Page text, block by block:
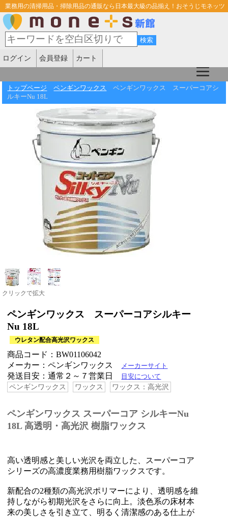
業務用の清掃用品・掃除用品の通販なら日本最大級の品揃え！おそうじモネッツ
ログイン 会員登録 カート
トップページ ペンギンワックス
ペンギンワックス スーパーコアシ
ルキーNu 18L
クリックで拡大
ペンギンワックス スーパーコアシルキー
Nu 18L
ウレタン配合高光沢ワックス
商品コード：BW01106042
メーカー：ペンギンワックス
メーカーサイト
発送目安：通常２～７営業日 目安について
ペンギンワックス ワックス ワックス：高光沢
ペンギンワックス スーパーコア シルキーNu
18L 高透明・高光沢 樹脂ワックス
高い透明感と美しい光沢を両立した、スーパーコア
シリーズの高濃度業務用樹脂ワックスです。
新配合の2種類の高光沢ポリマーにより、透明感を維
持しながら初期光沢をさらに向上。淡色系の床材本
来の美しさを引き立て、明るく清潔感のある仕上が